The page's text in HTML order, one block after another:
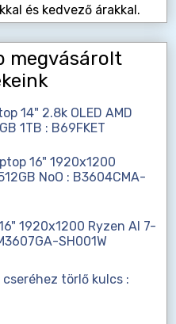
és kedvező árakkal.
megvásárolt
14" 2.8k OLED AMD
1TB : B69FKET
16" 1920x1200
NoO : B3604CMA-
1920x1200 Ryzen AI 7-
SH001W
törlő kulcs :